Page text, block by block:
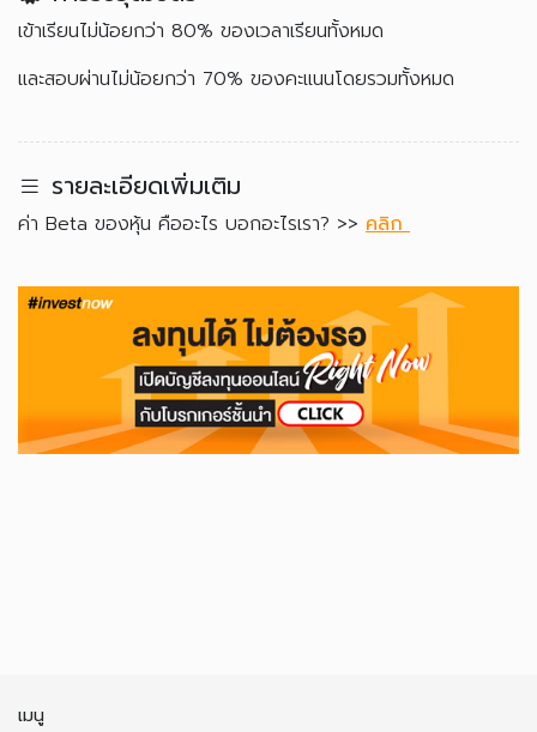
เข้าเรียนไม่น้อยกว่า 80% ของเวลาเรียนทั้งหมด
และสอบผ่านไม่น้อยกว่า 70% ของคะแนนโดยรวมทั้งหมด
รายละเอียดเพิ่มเติม
ค่า Beta ของหุ้น คืออะไร บอกอะไรเรา? >> คลิก
เมนู